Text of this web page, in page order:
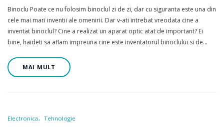
Binoclu Poate ce nu folosim binoclul zi de zi, dar cu siguranta este una din
cele mai mari inventii ale omenirii. Dar v-ati intrebat vreodata cine a
inventat binoclul? Cine a realizat un aparat optic atat de important? Ei
bine, haideti sa aflam impreuna cine este inventatorul binoclului si de…
MAI MULT
Electronica Tehnologie